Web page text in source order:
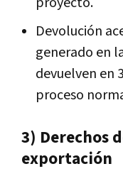
Devolución
generado en
devuelven en
proceso
3) Derechos
exportación